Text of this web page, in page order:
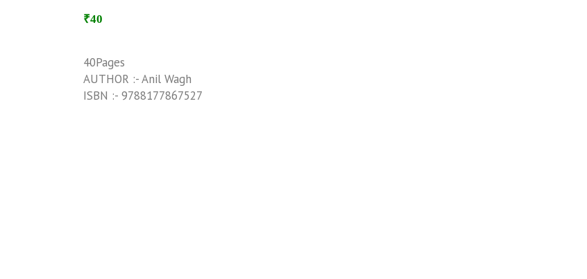
₹40
40Pages
AUTHOR :- Anil Wagh
ISBN :- 9788177867527